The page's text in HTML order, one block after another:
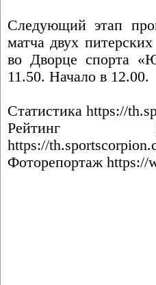
Следующий этап
матча двух
во Дворце спорта
11.50. Начало в 12.00.
Статистика https://
Рейтинг
https://
Фоторепортаж https://